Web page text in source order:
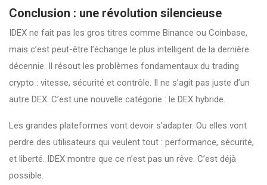
Conclusion : une révolution silencieuse
IDEX ne fait pas les gros titres comme Binance ou Coinbase,
mais c’est peut-être l’échange le plus intelligent de la dernière
décennie. Il résout les problèmes fondamentaux du trading
crypto : vitesse, sécurité et contrôle. Il ne s’agit pas juste d’un
autre DEX. C’est une nouvelle catégorie : le DEX hybride.
Les grandes plateformes vont devoir s’adapter. Ou elles vont
perdre des utilisateurs qui veulent tout : performance, sécurité,
et liberté. IDEX montre que ce n’est pas un rêve. C’est déjà
possible.